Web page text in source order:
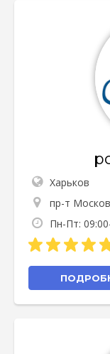
Харьков
пр-т
Пн-Пт: